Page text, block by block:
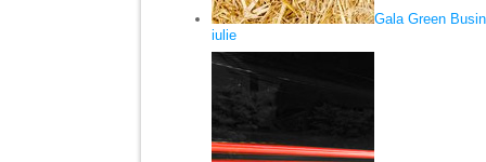
Gala Green
iulie